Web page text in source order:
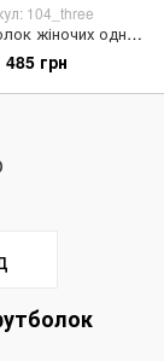
104_three
Набір футболок жіночих однотонних, 3 шт сіро-блакитного кольору
485 грн